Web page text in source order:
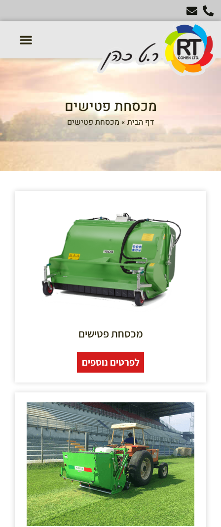
מכסחת פטישים
דף הבית» מכסחת פטישים
מכסחת פטישים
לפרטים נוספים